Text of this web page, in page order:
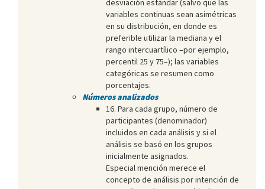
variables continuas sean asimétricas
en su distribución, en donde es
preferible utilizar la mediana y el
rango intercuartílico –por ejemplo,
percentil 25 y 75–); las variables
categóricas se resumen como
porcentajes.
Números analizados
16. Para cada grupo, número de
participantes (denominador)
incluidos en cada análisis y si el
análisis se basó en los grupos
inicialmente asignados.
Especial mención merece el
concepto de análisis por intención de